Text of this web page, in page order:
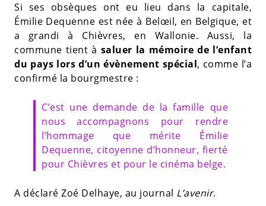
Si ses obsèques ont eu lieu dans la capitale,
Émilie Dequenne est née à Belœil, en Belgique, et
a grandi à Chièvres, en Wallonie. Aussi, la
commune tient à saluer la mémoire de l’enfant
du pays lors d’un évènement spécial, comme l’a
confirmé la bourgmestre :
C’est une demande de la famille que
nous accompagnons pour rendre
l’hommage que mérite Émilie
Dequenne, citoyenne d’honneur, fierté
pour Chièvres et pour le cinéma belge.
A déclaré Zoé Delhaye, au journal L’avenir.